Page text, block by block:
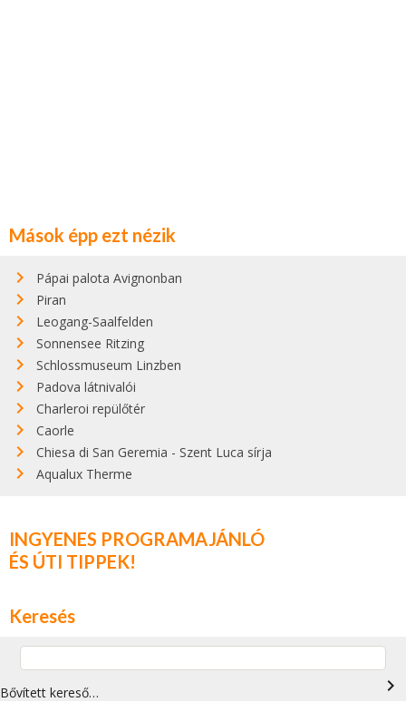
Mások épp ezt nézik
Pápai palota Avignonban
Piran
Leogang-Saalfelden
Sonnensee Ritzing
Schlossmuseum Linzben
Padova látnivalói
Charleroi repülőtér
Caorle
Chiesa di San Geremia - Szent Luca sírja
Aqualux Therme
INGYENES PROGRAMAJÁNLÓ
ÉS ÚTI TIPPEK!
Keresés
Bővített kereső… navigate_next